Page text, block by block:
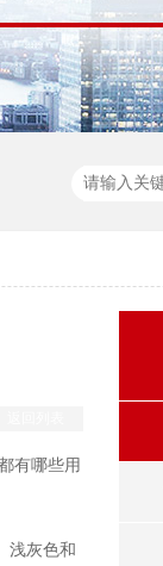
有哪些用
浅灰色和